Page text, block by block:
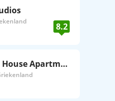
8.2
Milonas House Apartments